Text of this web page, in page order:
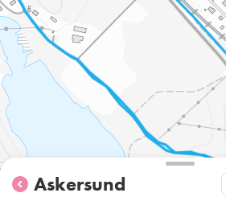
Askersund